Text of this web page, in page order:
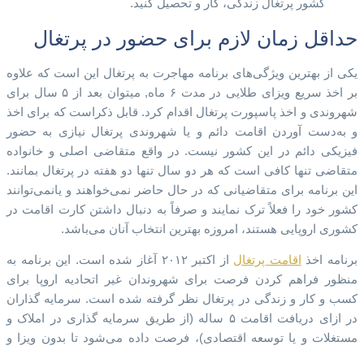
کشور پرتغال زندگی، کار و تحصیل کنید.
حداقل زمان لازم برای حضور در پرتغال
یکی از بهترین ویژگی‌های برنامه مهاجرت به پرتغال این است که علاوه
بر اخذ سریع ویزای طلایی در مدت ۶ ماه, میتوان بعد از ۵ سال برای
شهروندی و اخذ پاسپورت پرتغال اقدام کرد. قابل ذکراست که برای اخذ
و به‌دست آوردن اقامت دائم و یا شهروندی پرتغال نیازی به حضور
فیزیکی دائم در این کشور نیست. در واقع متقاضی اصلی و خانواده
متقاضی تنها کافی است که هر دو سال تنها دو هفته در پرتغال بمانند.
این برنامه برای متقاضیانی که در حال حاضر نمی‌خواهند و یانمی‌توانند
کشور خود را فعلاً ترک نمایند و صرفاً به دنبال داشتن کارت اقامت در
کشوری اروپایی هستند، امروزه بهترین انتخاب آنان می‌باشد.
برنامه اخذ اقامت پرتغال
از اکتبر ۲۰۱۲ آغاز شده است. این برنامه به
منظور فراهم کردن فرصت برای شهروندان غیر اتحادیه اروپا برای
کسب و کار و زندگی در پرتغال نظر گرفته شده است. سرمایه گذاران
در ازای دریافت اقامت ۵ ساله (از طریق سرمایه گذاری در املاک و
مستغلات و یا توسعه اقتصادی)، فرصت داده می‌شود تا بدون ویزا و